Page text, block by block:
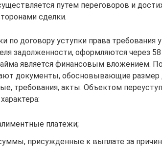
путем переговоров и
сделки.
по договору уступки права
задолженности, оформляются через
является финансовым вложением.
документы, обосновывающие размер
требования, акты. Объектом
платежи;
присужденные к выплате за